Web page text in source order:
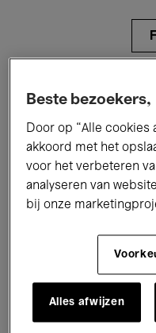
Tentoonstellingen
Performances
Elektronische
Voor iedereen
Beste bezoekers,
Door op “Alle cookies
akkoord met het
voor het verbeteren
analyseren van
bij onze
Alles afwijzen